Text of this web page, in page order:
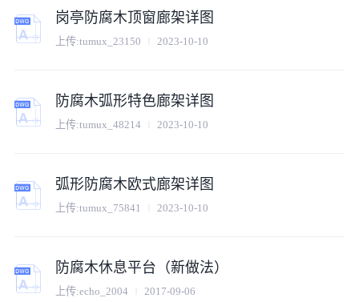
岗亭防腐木顶窗廊架详图
上传:tumux_23150 2023-10-10
防腐木弧形特色廊架详图
上传:tumux_48214 2023-10-10
弧形防腐木欧式廊架详图
上传:tumux_75841 2023-10-10
防腐木休息平台（新做法）
上传:echo_2004 2017-09-06